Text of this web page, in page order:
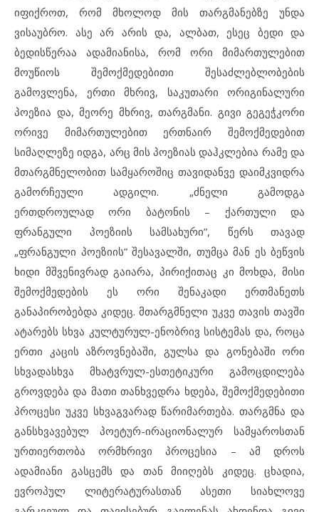
იფიქროთ, რომ მხოლოდ მის თარგმანებზე უნდა
ვისაუბრო. ასე არ არის და, ალბათ, ესეც ბედი და
ბედისწერაა ადამიანისა, რომ ორი მიმართულებით
მოუწიოს შემოქმედებითი შესაძლებლობების
გამოვლენა, ერთი მხრივ, საკუთარი ორიგინალური
პოეზია და, მეორე მხრივ, თარგმანი. გივი გეგეჭკორი
ორივე მიმართულებით ერთნაირ შემოქმედებით
სიმაღლეზე იდგა, არც მის პოეზიას დაჰკლებია რამე და
მთარგმნელობით სამყაროშიც თავიდანვე დაიმკვიდრა
გამორჩეული ადგილი. „ძნელი გამოდგა
ერთდროულად ორი ბატონის – ქართული და
ფრანგული პოეზიის სამსახური”, წერს თავად
„ფრანგული პოეზიის” შესავალში, თუმცა მან ეს ბეწვის
ხიდი მშვენივრად გაიარა, პირიქითაც კი მოხდა, მისი
შემოქმედების ეს ორი შენაკადი ერთმანეთს
განაპირობებდა კიდეც. მთარგმნელი უკვე თავის თავში
ატარებს სხვა კულტურულ-ენობრივ სისტემას და, როცა
ერთი კაცის აზროვნებაში, გულსა და გონებაში ორი
სხვადასხვა მხატვრულ-ესთეტიკური გამოცდილება
გროვდება და მათი თანხვედრა ხდება, შემოქმედებითი
პროცესი უკვე სხვაგვარად წარიმართება. თარგმნა და
განსხვავებულ პოეტურ-ირაციონალურ სამყაროსთან
ურთიერთობა ორმხრივი პროცესია – ამ დროს
ადამიანი გასცემს და თან მიიღებს კიდეც. ცხადია,
ევროპულ ლიტერატურასთან ასეთი სიახლოვე